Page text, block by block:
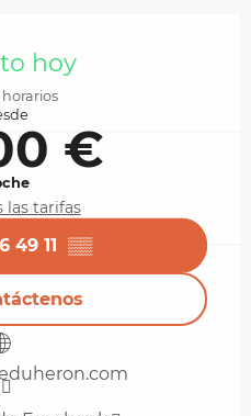
hoy
horarios
€
las tarifas
49 11 ▒▒